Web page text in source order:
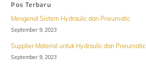
Pos Terbaru
Mengenal Sistem Hydraulic dan Pneumatic
September 9, 2023
Supplier Material untuk Hydraulic dan Pneumatic
September 9, 2023